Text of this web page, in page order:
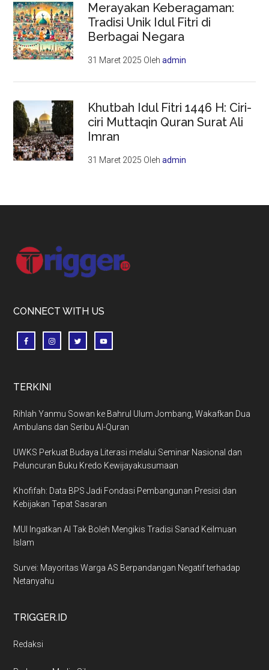
Merayakan Keberagaman:
Tradisi Unik Idul Fitri di
Berbagai Negara
31 Maret 2025 Olehadmin
Khutbah Idul Fitri 1446 H: Ciri-
ciri Muttaqin Quran Surat Ali
Imran
31 Maret 2025 Olehadmin
Footer
CONNECT WITH US
TERKINI
Rihlah Yanmu Sowan ke Bahrul Ulum Jombang, Wakafkan Dua
Ambulans dan Seribu Al-Quran
UWKS Perkuat Budaya Literasi melalui Seminar Nasional dan
Peluncuran Buku Kredo Kewijayakusumaan
Khofifah: Data BPS Jadi Fondasi Pembangunan Presisi dan
Kebijakan Tepat Sasaran
MUI Ingatkan AI Tak Boleh Mengikis Tradisi Sanad Keilmuan
Islam
Survei: Mayoritas Warga AS Berpandangan Negatif terhadap
Netanyahu
TRIGGER.ID
Redaksi